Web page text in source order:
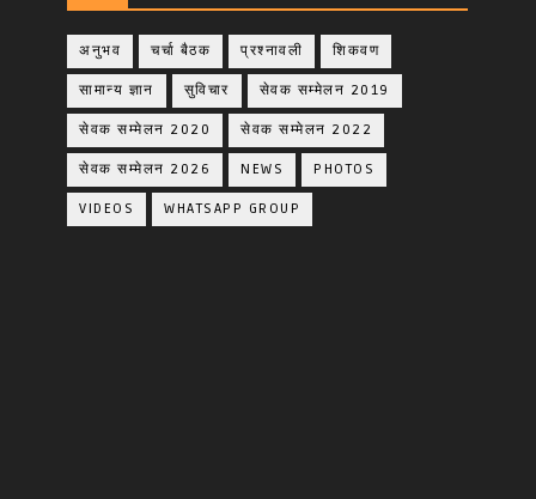
अनुभव चर्चा बैठक प्रश्नावली शिकवण
सामान्य ज्ञान सुविचार सेवक सम्मेलन 2019
सेवक सम्मेलन 2020 सेवक सम्मेलन 2022
सेवक सम्मेलन 2026 NEWS PHOTOS
VIDEOS WHATSAPP GROUP